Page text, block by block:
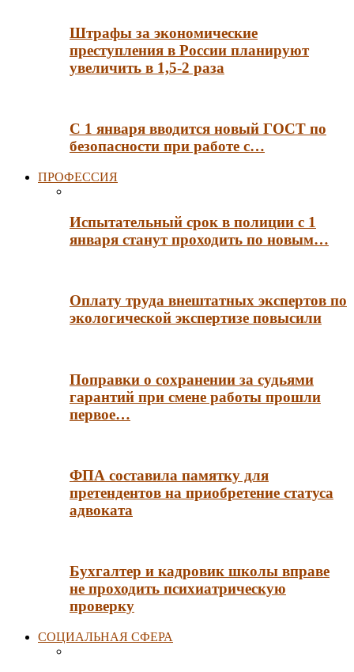
Штрафы за экономические
преступления в России планируют
увеличить в 1,5-2 раза
С 1 января вводится новый ГОСТ по
безопасности при работе с…
ПРОФЕССИЯ
Испытательный срок в полиции с 1
января станут проходить по новым…
Оплату труда внештатных экспертов по
экологической экспертизе повысили
Поправки о сохранении за судьями
гарантий при смене работы прошли
первое…
ФПА составила памятку для
претендентов на приобретение статуса
адвоката
Бухгалтер и кадровик школы вправе
не проходить психиатрическую
проверку
СОЦИАЛЬНАЯ СФЕРА